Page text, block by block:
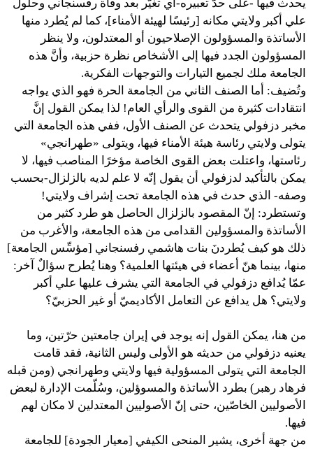
يحدث فيها -على حدّ تعبيره-أي تغيُّر بعد وفاة رفسنجاني وحلول
علي أكبر ولايتي مكانه [رئيسًا لهيئة الأمناء]، كما لم يُطرد منها
الأساتذة والمسؤولون الإصلاحيون أو المعتدلون، ولا ينظر
المسؤولون الجدد فيها إلى الأشخاص نظرة حزبية، وأنَّ هذه
الجامعة ملك لجميع التيارات والتوجهات الفكرية.
وتُضيف: أما الصنف الثاني من الجامعة الحرة فهو الذي يواجه
انتقادات كثيرة من القوى والرأي العام! لذا يمكن القول إنَّ
مخبر دزفولي يتحدث عن الصنف الأول، ففي هذه الجامعة التي
يتولى ولايتي رئاسة هيئة الأمناء فيها، ويتولى «طهرانجي»
رئاستها، واعتلت بعض القوى الخاصة مؤخرًا المناصب فيها، لا
يمكن بالتأكيد لدزفولي أن يقول إنّه لا علم لديه بالزلزال-بحسب
وصفه- الذي حدث في هذه الجامعة تحت إشراف ولايتي!
وتستطرد: إنّ المقصود بالزلزال الحاصل هو طرد كثير من
الأساتذة والمسؤولين القدامى من هذه الجامعة، والأغرب من
ذلك هو كيف يُطردنَ بنات هاشمي رفسنجاني [مؤسِّس الجامعة]
منها، بينما هنّ أعضاء في هيئتها العلمية؟ وهنا يُطرح سؤالٌ آخر:
عمّا يُدافع دزفولي في الجامعة التي يشرف عليها علي أكبر
ولايتي؟ هل يدافع عن التعامل الأكاديميّ أو غير الحزبيّ؟
من هنا، يمكن القول إنه يوجد في إيران جامعتين حرّتين، وما
يعنيه دزفولي من حديثه هو الأولى وليس الثانية، فقد قامت
الجامعة التي يتولى المسؤولية فيها ولايتي وطهرانجي (ومن قبله
فرهاد رهبر) بطرد الأساتذة والمسوؤلين، وسُلّمت الإدارة لبعض
الأصوليين الخاصّين، حتى إنّ الأصوليين المعتدلين لا مكان لهم
فيها.
من جهة أخرى، يشير المنحى الكيفي [معيار الجودة] للجامعة